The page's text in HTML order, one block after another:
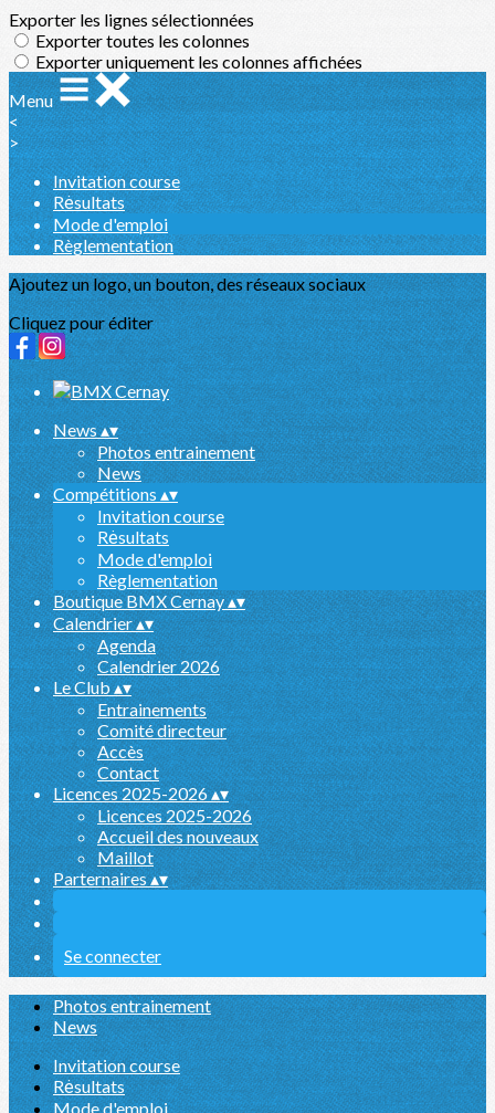
Exporter les lignes sélectionnées
Exporter toutes les colonnes
Exporter uniquement les colonnes affichées
Menu
<
>
Invitation course
Rėsultats
Mode d'emploi
Règlementation
Ajoutez un logo, un bouton, des réseaux sociaux
Cliquez pour éditer
News▴▾
Photos entrainement
News
Compétitions ▴▾
Invitation course
Rėsultats
Mode d'emploi
Règlementation
Boutique BMX Cernay▴▾
Calendrier▴▾
Agenda
Calendrier 2026
Le Club▴▾
Entrainements
Comité directeur
Accès
Contact
Licences 2025-2026▴▾
Licences 2025-2026
Accueil des nouveaux
Maillot
Parternaires▴▾
Se connecter
Photos entrainement
News
Invitation course
Rėsultats
Mode d'emploi